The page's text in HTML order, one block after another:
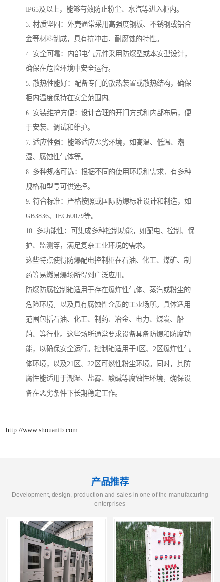
IP65及以上，能够有效防止粉尘、水汽等进入柜内。
3. 材质坚固：外壳通常采用高强度钢板、不锈钢或铝合
金等材料制成，具有抗冲击、耐腐蚀的特性。
4. 安全可靠：内部电气元件采用防爆型或本安型设计，
确保在危险环境中安全运行。
5. 散热性能好：配备专门的散热装置或散热结构，确保
柜内温度保持在安全范围内。
6. 安装维护方便：设计合理的开门方式和内部布局，便
于安装、调试和维护。
7. 适应性强：能够适应恶劣环境，如高温、低温、潮
湿、腐蚀性气体等。
8. 多种规格可选：根据不同的使用环境和需求，有多种
规格和型号可供选择。
9. 符合标准：严格按照或国际防爆标准设计和制造，如
GB3836、IEC60079等。
10. 多功能性：可集成多种控制功能，如配电、控制、保
护、监测等，满足复杂工业环境的需求。
这些特点使得防爆配电控制柜在石油、化工、煤矿、制
药等易燃易爆场所得到广泛应用。
防爆防腐控制箱适用于存在爆炸性气体、蒸汽或粉尘的
危险环境，以及具有腐蚀性介质的工业场所。具体适用
范围包括石油、化工、制药、冶金、电力、煤炭、船
舶、等行业。这些场所通常要求设备具备防爆和防腐功
能，以确保安全运行。控制箱适用于1区、2区爆炸性气
体环境，以及21区、22区可燃性粉尘环境。同时，其防
腐性能适用于潮湿、盐雾、酸碱等腐蚀性环境，确保设
备在恶劣条件下长期稳定工作。
http://www.shouanfb.com
产品推荐
Development, design, production and sales in one of the manufacturing
enterprises